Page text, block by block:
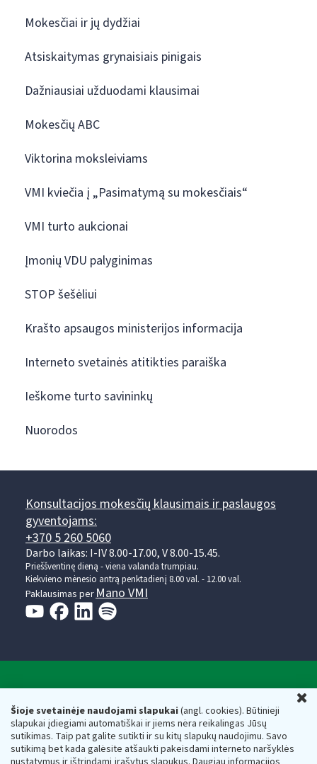
Šioje svetainėje naudojami slapukai(angl. cookies). Būtinieji
slapukai įdiegiami automatiškai ir jiems nėra reikalingas Jūsų
sutikimas. Taip pat galite sutikti ir su kitų slapukų naudojimu. Savo
sutikimą bet kada galėsite atšaukti pakeisdami interneto naršyklės
Mokesčiai ir jų dydžiai
Atsiskaitymas grynaisiais pinigais
Dažniausiai užduodami klausimai
Mokesčių ABC
Viktorina moksleiviams
VMI kviečia į „Pasimatymą su mokesčiais“
VMI turto aukcionai
Įmonių VDU palyginimas
STOP šešėliui
Krašto apsaugos ministerijos informacija
Interneto svetainės atitikties paraiška
Ieškome turto savininkų
Nuorodos
Konsultacijos mokesčių klausimais ir paslaugos
gyventojams:
+370 5 260 5060
Darbo laikas: I-IV 8.00-17.00, V 8.00-15.45.
Prieššventinę dieną - viena valanda trumpiau.
Kiekvieno mėnesio antrą penktadienį 8.00 val. - 12.00 val.
Paklausimas per Mano VMI
Respublikos finansų ministerijos
Biudžetinė įstaiga. Juridinio asmens kodas — 188659752,
adresas: Vasario 16-osios g. 14, 01107 Vilnius, Lietuva, el.paštas:
vmi@vmi.lt, E. pristatymo dėžutės adresas 188659752